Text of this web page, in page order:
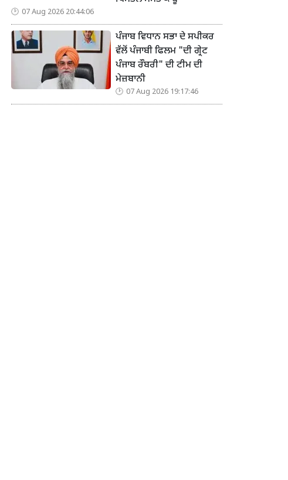
07 Aug 2026 20:44:06
ਪੰਜਾਬ ਵਿਧਾਨ ਸਭਾ ਦੇ ਸਪੀਕਰ
ਵੱਲੋਂ ਪੰਜਾਬੀ ਫਿਲਮ "ਦੀ ਗ੍ਰੇਟ
ਪੰਜਾਬ ਰੌਬਰੀ" ਦੀ ਟੀਮ ਦੀ
ਮੇਜ਼ਬਾਨੀ
07 Aug 2026 19:17:46